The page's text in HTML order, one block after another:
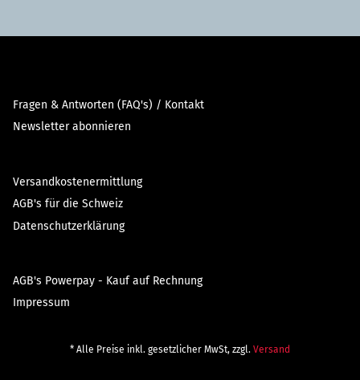
Fragen & Antworten (FAQ's) / Kontakt
Newsletter abonnieren
Versandkostenermittlung
AGB's für die Schweiz
Datenschutzerklärung
AGB's Powerpay - Kauf auf Rechnung
Impressum
* Alle Preise inkl. gesetzlicher MwSt, zzgl. Versand